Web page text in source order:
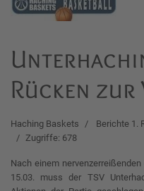
Rücken zur
Haching Baskets Berichte 1.
Zugriffe: 678
Nach einem
15.03. muss der TSV